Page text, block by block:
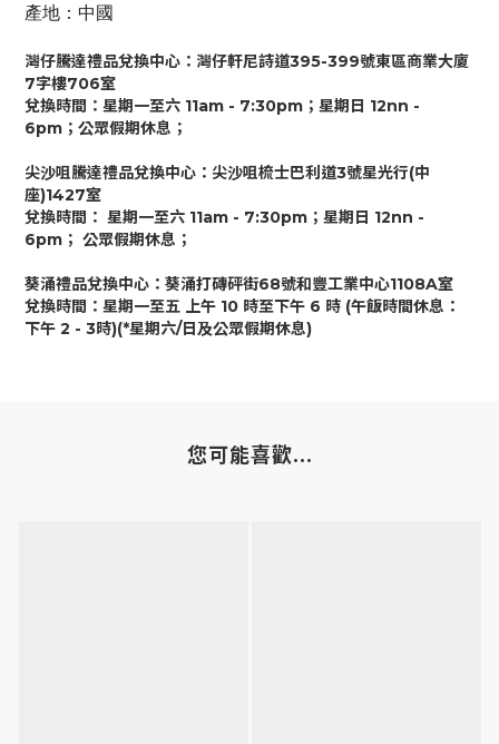
產地：中國
灣仔騰達禮品兌換中心：灣仔軒尼詩道395-399號東區商業大廈
7字樓706室
兌換時間：星期一至六 11am - 7:30pm；星期日 12nn -
6pm；公眾假期休息；
尖沙咀騰達禮品兌換中心：尖沙咀梳士巴利道3號星光行(中
座)1427室
兌換時間： 星期一至六 11am - 7:30pm；星期日 12nn -
6pm； 公眾假期休息；
葵涌禮品兌換中心：葵涌打磚砰街68號和豐工業中心1108A室
兌換時間：星期一至五 上午 10 時至下午 6 時 (午飯時間休息：
下午 2 - 3時)(*星期六/日及公眾假期休息)
您可能喜歡...